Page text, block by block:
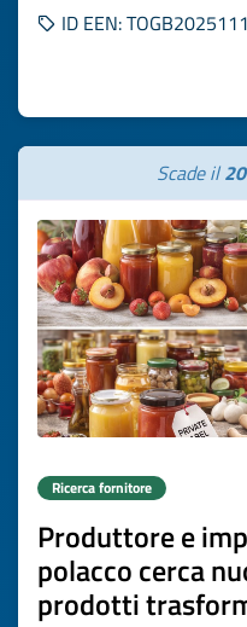
ID EEN:
Scade il
Ricerca fornitore
Produttore e
polacco cerca
prodotti